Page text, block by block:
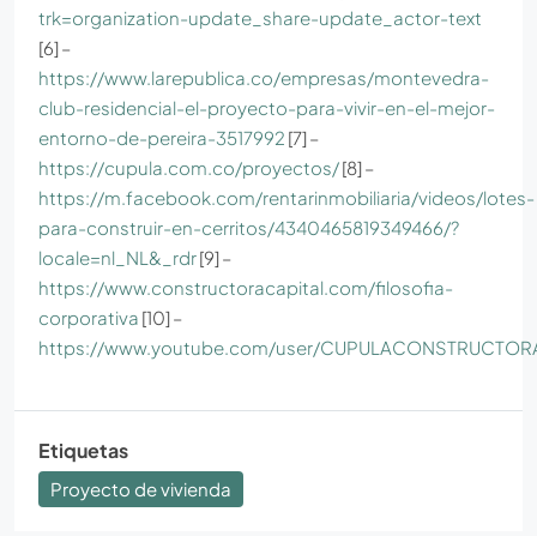
trk=organization-update_share-update_actor-text
[6] –
https://www.larepublica.co/empresas/montevedra-
club-residencial-el-proyecto-para-vivir-en-el-mejor-
entorno-de-pereira-3517992 [7] –
https://cupula.com.co/proyectos/[8] –
https://m.facebook.com/rentarinmobiliaria/videos/lotes-
para-construir-en-cerritos/4340465819349466/?
locale=nl_NL&_rdr[9] –
https://www.constructoracapital.com/filosofia-
corporativa [10] –
https://www.youtube.com/user/
Etiquetas
Proyecto de vivienda